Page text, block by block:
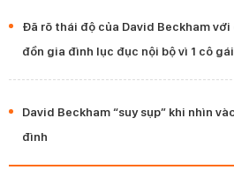
Đã rõ thái độ của David Beckham
đồn gia đình lục đục nội bộ vì 1 cô gái
David Beckham “suy sụp” khi nhìn
đình